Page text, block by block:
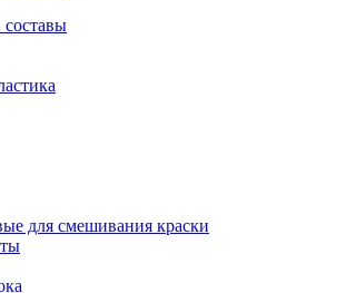
для смешивания краски